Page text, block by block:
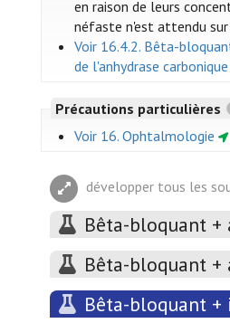
en raison de leurs
néfaste n'est attendu
Voir 16.4.2. Bêta-
de l'anhydrase carbonique
Précautions particulières
Voir 16. Ophtalmologie
développer tous les
Bêta-bloquant
Bêta-bloquant +
Bêta-bloquant +